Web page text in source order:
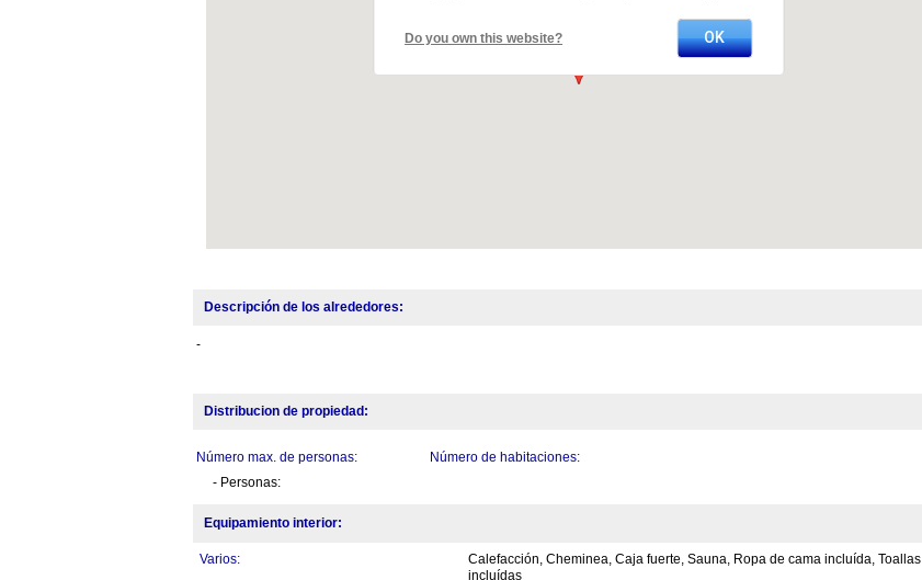
Do you own this website? OK
Descripción de los alrededores:
-
Distribucion de propiedad:
Número max. de personas:
- Personas:
Número de habitaciones:
Equipamiento interior:
Varios:
Calefacción, Cheminea, Caja fuerte, Sauna, Ropa de cama incluída, Toallas
incluídas